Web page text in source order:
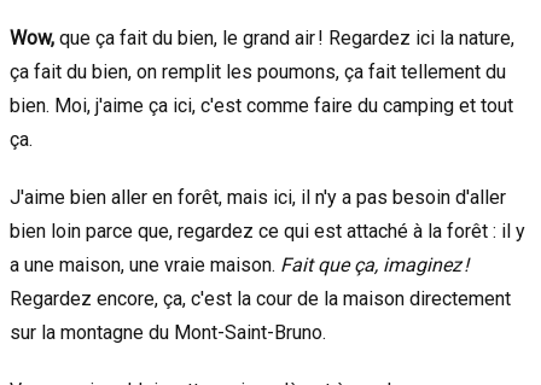
Wow, que ça fait du bien, le grand air ! Regardez ici la nature,
ça fait du bien, on remplit les poumons, ça fait tellement du
bien. Moi, j'aime ça ici, c'est comme faire du camping et tout
ça.
J'aime bien aller en forêt, mais ici, il n'y a pas besoin d'aller
bien loin parce que, regardez ce qui est attaché à la forêt : il y
a une maison, une vraie maison. Fait que ça, imaginez !
Regardez encore, ça, c'est la cour de la maison directement
sur la montagne du Mont-Saint-Bruno.